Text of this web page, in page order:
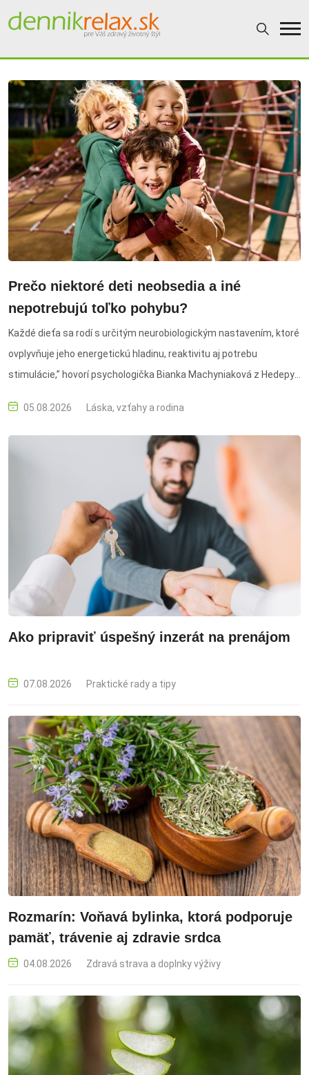
Dennikrelax
Prečo niektoré deti neobsedia a iné
nepotrebujú toľko pohybu?
Každé dieťa sa rodí s určitým neurobiologickým nastavením, ktoré
ovplyvňuje jeho energetickú hladinu, reaktivitu aj potrebu
stimulácie,” hovorí psychologička Bianka Machyniaková z Hedepy.
neurobiologické nastavenie, energetická hladina, potreba
stimulácie, reaktivita, pozornosť, adaptácia, emócie, vytrvalosť,
rodičia, výchova, detský vývoj, pohybové aktivity, psychológia detí,
detské správanie, potreby dieťaťa, individuálny prístup, režim
dieťaťa, podpora imunity, fyzická záťaž, psychická záťaž, zdravý
vývoj, rodina, detská energia, sústredenie, bezpečné prostredie
05.08.2026 Láska, vzťahy a rodina
Ako pripraviť úspešný inzerát na prenájom
07.08.2026 Praktické rady a tipy
Rozmarín: Voňavá bylinka, ktorá podporuje
pamäť, trávenie aj zdravie srdca
04.08.2026 Zdravá strava a doplnky výživy